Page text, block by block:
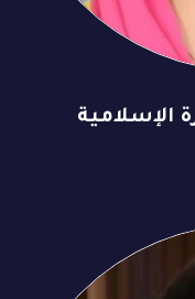
الإسلامية